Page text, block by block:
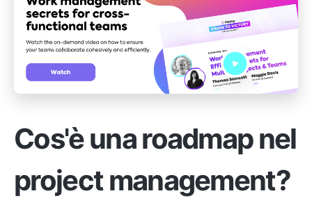
Cos'è una roadmap nel
project management?